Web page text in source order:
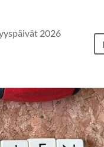
2026